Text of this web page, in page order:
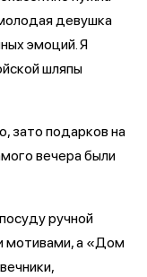
девушка
эмоций. Я
шляпы
зато подарков на
вечера были
ручной
мотивами, а «Дом